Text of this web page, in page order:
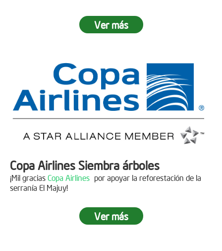
Jornada de reforestación
15 personas
Ver más
Copa Airlines Siembra árboles
¡Mil gracias Copa Airlines por apoyar la reforestación de la
serranía El Majuy!
Siembra en el Páramo Aguas Vivas
Ver más